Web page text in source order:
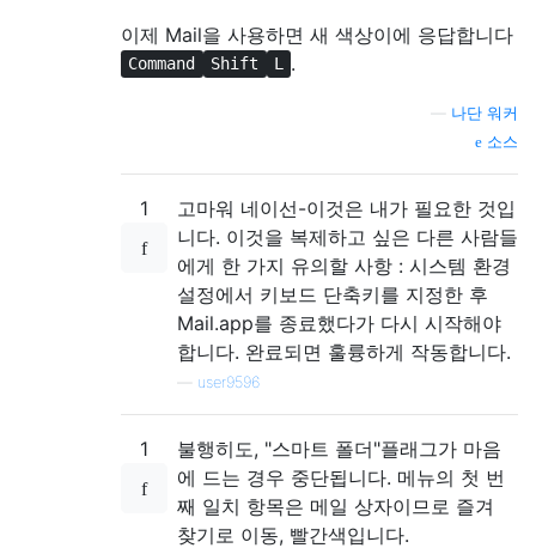
이제 Mail을 사용하면 새 색상이에 응답합니다
Command Shift L .
나단 워커
소스
1
고마워 네이선-이것은 내가 필요한 것입
니다. 이것을 복제하고 싶은 다른 사람들
에게 한 가지 유의할 사항 : 시스템 환경
설정에서 키보드 단축키를 지정한 후
Mail.app를 종료했다가 다시 시작해야
합니다. 완료되면 훌륭하게 작동합니다.
user9596
1
불행히도, "스마트 폴더"플래그가 마음
에 드는 경우 중단됩니다. 메뉴의 첫 번
째 일치 항목은 메일 상자이므로 즐겨
찾기로 이동, 빨간색입니다.